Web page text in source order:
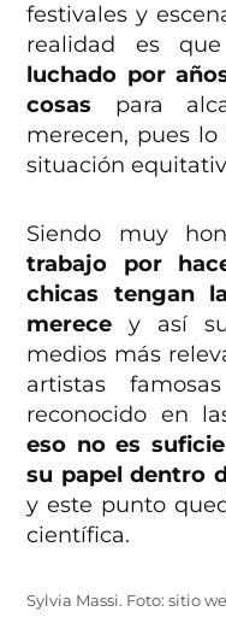
festivales y
realidad es
luchado por
cosas para
merecen, pues
situación
Siendo muy
trabajo por
chicas tengan
merece y así
medios más
artistas
reconocido en
eso no es
su papel dentro
y este punto
científica.
Sylvia Massi. Foto: sitio